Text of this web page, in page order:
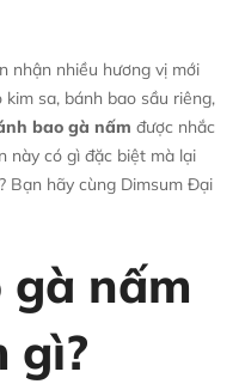
nhận nhiều hương vị mới
sa, bánh bao sầu riêng,
bao gà nấm được nhắc
này có gì đặc biệt mà lại
Bạn hãy cùng Dimsum Đại
gà nấm
gì?